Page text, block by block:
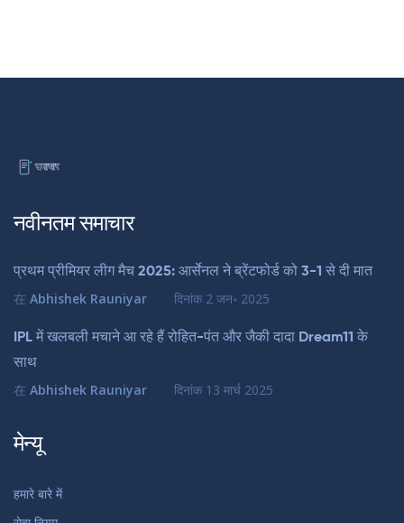
नवीनतम समाचार
प्रथम प्रीमियर लीग मैच 2025: आर्सेनल ने ब्रेंटफोर्ड को 3-1 से दी मात
在 Abhishek Rauniyar दिनांक 2 जन॰ 2025
IPL में खलबली मचाने आ रहे हैं रोहित-पंत और जैकी दादा Dream11 के
साथ
在 Abhishek Rauniyar दिनांक 13 मार्च 2025
मेन्यू
हमारे बारे में